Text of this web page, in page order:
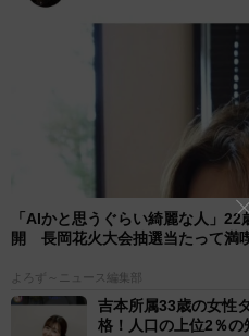
「AIかと思うぐらい綺麗な人」
開 長岡花火大会抽選当たって満
よろず～ニュース編集部
吉本所属33歳の女性
格！人口の上位2％